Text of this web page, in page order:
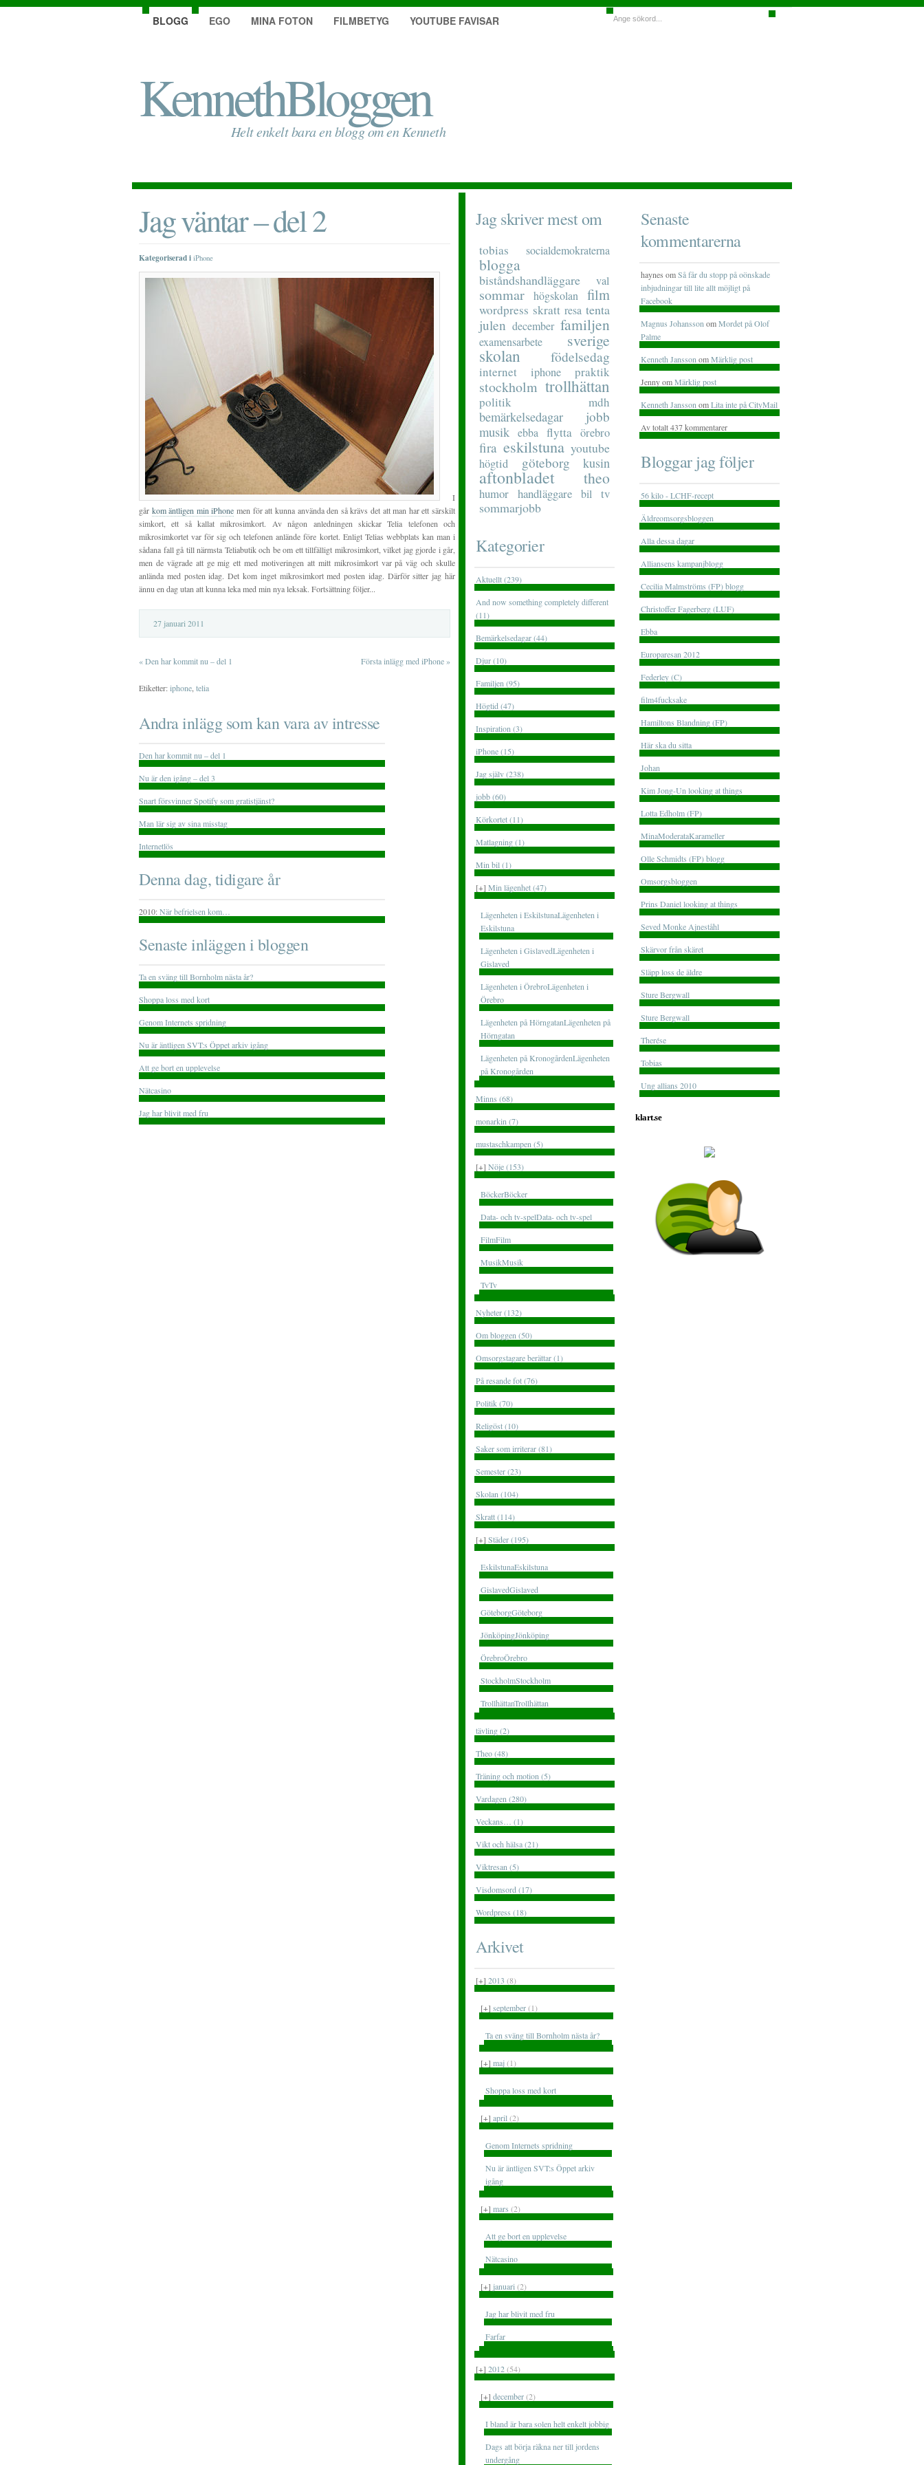
KennethBloggen
Helt enkelt bara en blogg om en Kenneth
BLOGG EGO MINA FOTON FILMBETYG YOUTUBE FAVISAR
Jag väntar – del 2
Kategoriserad i iPhone
I
går kom äntligen min iPhone men för att kunna använda den så krävs det att man har ett särskilt
simkort, ett så kallat mikrosimkort. Av någon anledningen skickar Telia telefonen och
mikrosimkortet var för sig och telefonen anlände före kortet. Enligt Telias webbplats kan man i
sådana fall gå till närmsta Teliabutik och be om ett tillfälligt mikrosimkort, vilket jag gjorde i går,
men de vägrade att ge mig ett med motiveringen att mitt mikrosimkort var på väg och skulle
anlända med posten idag. Det kom inget mikrosimkort med posten idag. Därför sitter jag här
ännu en dag utan att kunna leka med min nya leksak. Fortsättning följer...
27 januari 2011
«Den har kommit nu – del 1 Första inlägg med iPhone»
Etiketter:iphone telia
Andra inlägg som kan vara av intresse
Den har kommit nu – del 1
Nu är den igång – del 3
Snart försvinner Spotify som gratistjänst?
Man lär sig av sina misstag
Internetlös
Denna dag, tidigare år
2010:När befrielsen kom…
Senaste inläggen i bloggen
Ta en sväng till Bornholm nästa år?
Shoppa loss med kort
Genom Internets spridning
Nu är äntligen SVT:s Öppet arkiv igång
Att ge bort en upplevelse
Nätcasino
Jag har blivit med fru
Jag skriver mest om
tobias socialdemokraterna
blogga
biståndshandläggare val
sommar högskolan film
wordpress skratt resa tenta
julen december familjen
examensarbete sverige
skolan födelsedag
internet iphone praktik
stockholm trollhättan
politik mdh
bemärkelsedagar
jobb
musik ebba flytta örebro
fira eskilstuna youtube
högtid göteborg kusin
aftonbladet theo
humor handläggare bil tv
sommarjobb
Kategorier
Aktuellt (239)
And now something completely different
(11)
Bemärkelsedagar (44)
Djur (10)
Familjen (95)
Högtid (47)
Inspiration (3)
iPhone (15)
Jag själv (238)
jobb (60)
Körkortet (11)
Matlagning (1)
Min bil (1)
[+] Min lägenhet (47)
Lägenheten i EskilstunaLägenheten i
Eskilstuna
Lägenheten i GislavedLägenheten i
Gislaved
Lägenheten i ÖrebroLägenheten i
Örebro
Lägenheten på HörngatanLägenheten på
Hörngatan
Lägenheten på KronogårdenLägenheten
på Kronogården
Minns (68)
monarkin (7)
mustaschkampen (5)
[+] Nöje (153)
BöckerBöcker
Data- och tv-spelData- och tv-spel
FilmFilm
MusikMusik
TvTv
Nyheter (132)
Om bloggen (50)
Omsorgstagare berättar (1)
På resande fot (76)
Politik (70)
Religöst (10)
Saker som irriterar (81)
Semester (23)
Skolan (104)
Skratt (114)
[+] Städer (195)
EskilstunaEskilstuna
GislavedGislaved
GöteborgGöteborg
JönköpingJönköping
ÖrebroÖrebro
StockholmStockholm
TrollhättanTrollhättan
tävling (2)
Theo (48)
Träning och motion (5)
Vardagen (280)
Veckans… (1)
Vikt och hälsa (21)
Viktresan (5)
Visdomsord (17)
Wordpress (18)
Arkivet
[+] 2013 (8)
[+] september(1)
Ta en sväng till Bornholm nästa år?
[+] maj(1)
Shoppa loss med kort
[+] april (2)
Genom Internets spridning
Nu är äntligen SVT:s Öppet arkiv
igång
[+] mars (2)
Att ge bort en upplevelse
Nätcasino
[+] januari (2)
Jag har blivit med fru
Farfar
[+] 2012(54)
[+] december(2)
I bland är bara solen helt enkelt jobbig
Dags att börja räkna ner till jordens
undergång
Senaste
kommentarerna
haynes omSå får du stopp på oönskade
inbjudningar till lite allt möjligt på
Facebook
Magnus Johansson omMordet på Olof
Palme
Kenneth Jansson omMärklig post
Jenny omMärklig post
Kenneth Jansson omLita inte på CityMail
Av totalt 437 kommentarer
Bloggar jag följer
56 kilo - LCHF-recept
Äldreomsorgsbloggen
Alla dessa dagar
Alliansens kampanjblogg
Cecilia Malmströms (FP) blogg
Christoffer Fagerberg (LUF)
Ebba
Europaresan 2012
Federley (C)
film4fucksake
Hamiltons Blandning (FP)
Här ska du sitta
Johan
Kim Jong-Un looking at things
Lotta Edholm (FP)
MinaModerataKarameller
Olle Schmidts (FP) blogg
Omsorgsbloggen
Prins Daniel looking at things
Seved Monke Ajneståhl
Skärvor från skäret
Släpp loss de äldre
Sture Bergwall
Sture Bergwall
Therése
Tobias
Ung allians 2010
klart.se